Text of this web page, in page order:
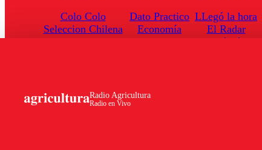
Radio Agricultura
Radio en Vivo
Colo Colo
Seleccion Chilena
Dato Practico
Economía
LLegó la hora
El Radar
Enfoqué Público